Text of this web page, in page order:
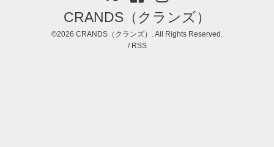
CRANDS（クランズ）
©2026 CRANDS（クランズ）
. All Rights Reserved.
/ RSS